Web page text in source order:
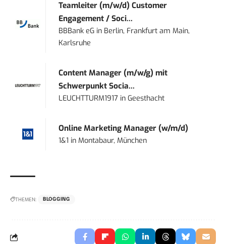
Teamleiter (m/w/d) Customer
Engagement / Soci...
BBBank eG in Berlin, Frankfurt am Main,
Karlsruhe
Content Manager (m/w/g) mit
Schwerpunkt Socia...
LEUCHTTURM1917 inGeesthacht
Online Marketing Manager (w/m/d)
1&1 inMontabaur, München
THEMEN: BLOGGING